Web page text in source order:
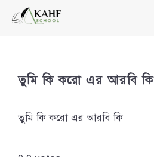
তুমি কি করো এর আরবি কি
তুমি কি করো এর আরবি কি